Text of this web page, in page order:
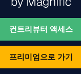
컨트리뷰터 액세스
프리미엄으로 가기